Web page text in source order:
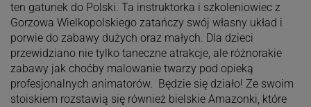
ten gatunek do Polski. Ta instruktorka i szkoleniowiec z
Gorzowa Wielkopolskiego zatańczy swój własny układ i
porwie do zabawy dużych oraz małych. Dla dzieci
przewidziano nie tylko taneczne atrakcje, ale różnorakie
zabawy jak choćby malowanie twarzy pod opieką
profesjonalnych animatorów. Będzie się działo! Ze swoim
stoiskiem rozstawią się również bielskie Amazonki, które